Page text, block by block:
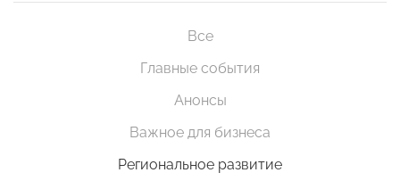
Все
Главные события
Анонсы
Важное для бизнеса
Региональное развитие